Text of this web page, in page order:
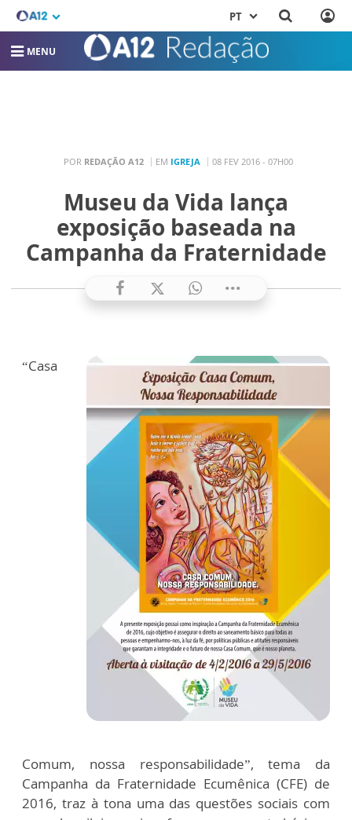
PT
MENU
POR REDAÇÃO A12 EM IGREJA 08 FEV 2016 - 07H00
Museu da Vida lança
exposição baseada na
Campanha da Fraternidade
“Casa
Comum, nossa responsabilidade”, tema da
Campanha da Fraternidade Ecumênica (CFE) de
2016, traz à tona uma das questões sociais com